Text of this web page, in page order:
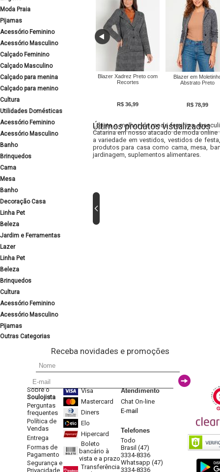
Moda Praia
Pijamas
Acessório Feminino
Acessório Masculino
Calçado Feminino
Calçado Masculino
Calçado para menina
Calçado para menino
Cultura
Utilidades Domésticas
Acessório Feminino
Acessório Masculino
Banho
Brinquedos
Cama
Mesa
Banho
Decoração Casa
Linha Pet
Beleza
Jardim e Ferramentas
Lazer
Linha Pet
Beleza
Brinquedos
Cultura
Acessório Feminino
Acessório Masculino
Pijamas
Outras Categorias
Blazer Xadrez Preto com
Recortes
R$ 36,99
Blazer em
Abstrato Preto
R$ 78,99
Últimos produtos visualizados
Lojista o melhor da moda feminina,
Catarina em nosso atacado de moda
a variedade em vestidos, vestidos de
produtos para casa como cama, mesa,
jardinagem, suplementos alimentares.
Receba novidades e promoções
Sobre o
Soulojista
Perguntas
frequentes
Política de
Vendas
Entrega
Formas de
Pagamento
Segurança e
Privacidade
Visa
Mastercard
Diners
Elo
Hipercard
Boleto
bancário à
vista e a prazo
Transferência
Atendimento
Chat On-line
E-mail
Telefones
Todo
Brasil (47)
3334-8336
Whatsapp (47)
3334-8336